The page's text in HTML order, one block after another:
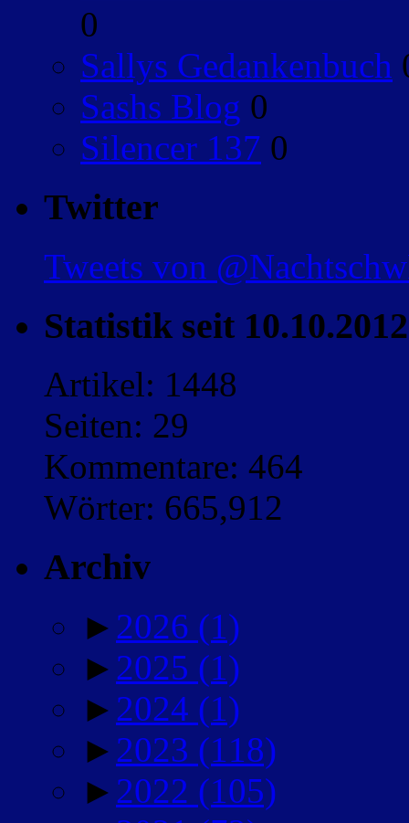
0
Sallys Gedankenbuch
Sashs Blog 0
Silencer 137 0
Twitter
Tweets von
Statistik seit 10.10.2012
Artikel: 1448
Seiten: 29
Kommentare: 464
Wörter: 665,912
Archiv
► 2026 (1)
► 2025 (1)
► 2024 (1)
► 2023 (118)
► 2022 (105)